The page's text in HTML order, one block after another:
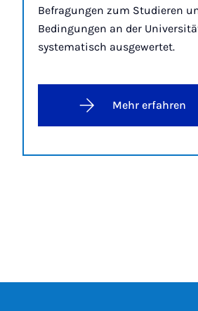
Befragungen zum Studieren
Bedingungen an der
systematisch ausgewertet.
Mehr erfahren